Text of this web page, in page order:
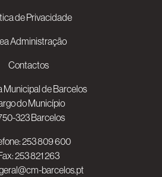
de Privacidade
Administração
Contactos
Municipal de Barcelos
do Município
323 Barcelos
253 809 600
253 821 263
barcelos.pt